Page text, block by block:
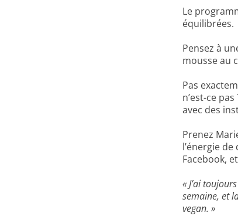
Le
équilibrées.
Pensez à
mousse au
Pas
n’est-ce
avec des
Prenez
l’énergie de
Facebook,
« J’ai
semaine, et
vegan. »